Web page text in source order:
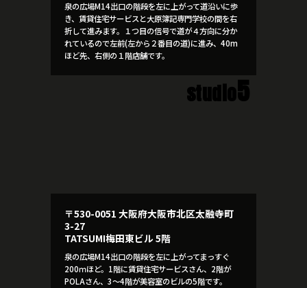
泉の広場M14出口の階段を左に上がって道沿いに歩
き、賃貸住宅サービスと大原簿記専門学校の間を右
折して進みます。１つ目の信号で道が４方向に分か
れているので左前(左から２番目の道)に進み、40m
ほど先、右側の１階店舗です。
studio5
〒530-0051 大阪府大阪市北区太融寺町
3-27
TATSUMI梅田東ビル 5階
泉の広場M14出口の階段を左に上がってまっすぐ
200ｍほど。1階に賃貸住宅サービスさん、2階が
POLAさん、3～4階が美容室のビルの5階です。